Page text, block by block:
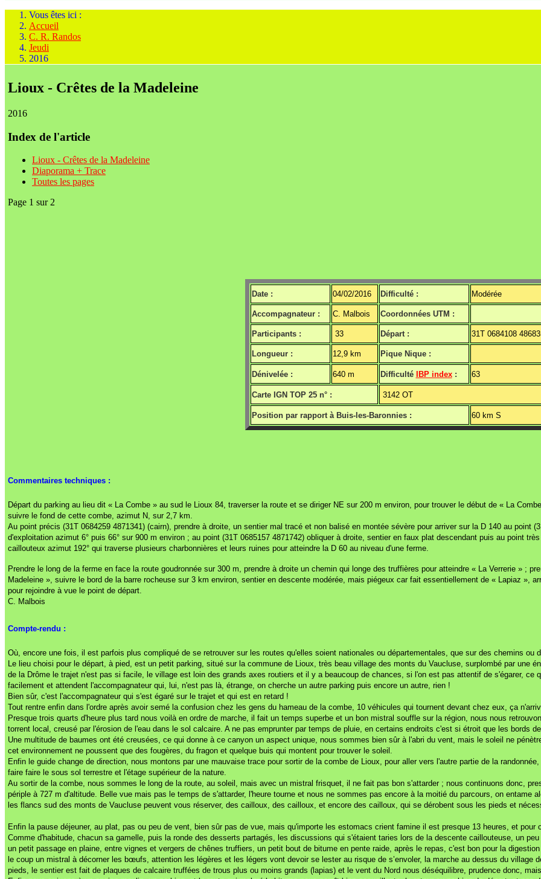
Vous êtes ici :
Accueil
C. R. Randos
Jeudi
2016
Lioux - Crêtes de la Madeleine
2016
Index de l'article
Lioux - Crêtes de la Madeleine
Diaporama + Trace
Toutes les pages
Page 1 sur 2
Date : 04/02/2016 Difficulté : Modérée
Accompagnateur : C. Malbois Coordonnées UTM :
Participants : 33 Départ : 31T 0684108
Longueur : 12,9 km Pique Nique :
Dénivelée : 640 m Difficulté IBP index: 63
Carte IGN TOP 25 n° : 3142 OT
Position par rapport à Buis-les-Baronnies : 60 km S
Commentaires techniques :
Départ du parking au lieu dit « La Combe » au sud le Lioux 84, traverser la route et se diriger NE sur 200 m environ, pour trouver le début de « La
suivre le fond de cette combe, azimut N, sur 2,7 km.
Au point précis (31T 0684259 4871341) (cairn), prendre à droite, un sentier mal tracé et non balisé en montée sévère pour arriver sur la D 140 au point
d'exploitation azimut 6° puis 66° sur 900 m environ ; au point (31T 0685157 4871742) obliquer à droite, sentier en faux plat descendant puis au point
caillouteux azimut 192° qui traverse plusieurs charbonnières et leurs ruines pour atteindre la D 60 au niveau d'une ferme.
Prendre le long de la ferme en face la route goudronnée sur 300 m, prendre à droite un chemin qui longe des truffières pour atteindre « La Verrerie » ;
Madeleine », suivre le bord de la barre rocheuse sur 3 km environ, sentier en descente modérée, mais piégeux car fait essentiellement de « Lapiaz »,
pour rejoindre à vue le point de départ.
C. Malbois
Compte-rendu :
Où, encore une fois, il est parfois plus compliqué de se retrouver sur les routes qu'elles soient nationales ou départementales, que sur des chemins
Le lieu choisi pour le départ, à pied, est un petit parking, situé sur la commune de Lioux, très beau village des monts du Vaucluse, surplombé par une
de la Drôme le trajet n'est pas si facile, le village est loin des grands axes routiers et il y a beaucoup de chances, si l'on est pas attentif de s'égarer, ce
facilement et attendent l'accompagnateur qui, lui, n'est pas là, étrange, on cherche un autre parking puis encore un autre, rien !
Bien sûr, c'est l'accompagnateur qui s'est égaré sur le trajet et qui est en retard !
Tout rentre enfin dans l'ordre après avoir semé la confusion chez les gens du hameau de la combe, 10 véhicules qui tournent devant chez eux, ça
Presque trois quarts d'heure plus tard nous voilà en ordre de marche, il fait un temps superbe et un bon mistral souffle sur la région, nous nous
torrent local, creusé par l'érosion de l'eau dans le sol calcaire. A ne pas emprunter par temps de pluie, en certains endroits c'est si étroit que les bords
Une multitude de baumes ont été creusées, ce qui donne à ce canyon un aspect unique, nous sommes bien sûr à l'abri du vent, mais le soleil ne
cet environnement ne poussent que des fougères, du fragon et quelque buis qui montent pour trouver le soleil.
Enfin le guide change de direction, nous montons par une mauvaise trace pour sortir de la combe de Lioux, pour aller vers l'autre partie de la
faire faire le sous sol terrestre et l'étage supérieur de la nature.
Au sortir de la combe, nous sommes le long de la route, au soleil, mais avec un mistral frisquet, il ne fait pas bon s'attarder ; nous continuons donc,
périple à 727 m d'altitude. Belle vue mais pas le temps de s'attarder, l'heure tourne et nous ne sommes pas encore à la moitié du parcours, on entame
les flancs sud des monts de Vaucluse peuvent vous réserver, des cailloux, des cailloux, et encore des cailloux, qui se dérobent sous les pieds et
Enfin la pause déjeuner, au plat, pas ou peu de vent, bien sûr pas de vue, mais qu'importe les estomacs crient famine il est presque 13 heures, et
Comme d'habitude, chacun sa gamelle, puis la ronde des desserts partagés, les discussions qui s'étaient taries lors de la descente caillouteuse, un
un petit passage en plaine, entre vignes et vergers de chênes truffiers, un petit bout de bitume en pente raide, après le repas, c'est bon pour la
le coup un mistral à décorner les bœufs, attention les légères et les légers vont devoir se lester au risque de s’envoler, la marche au dessus du village
pieds, le sentier est fait de plaques de calcaire truffées de trous plus ou moins grands (lapias) et le vent du Nord nous déséquilibre, prudence donc,